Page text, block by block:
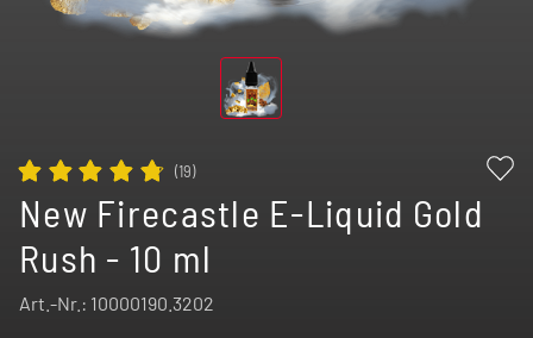
(19)
New Firecastle E-Liquid Gold
Rush - 10 ml
Art.-Nr.: 10000190.3202